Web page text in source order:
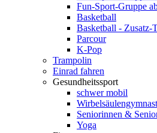
Fun-Sport-Gruppe
Basketball
Basketball - Zusatz-
Parcour
K-Pop
Trampolin
Einrad fahren
Gesundheitssport
schwer mobil
Seniorinnen &
Yoga